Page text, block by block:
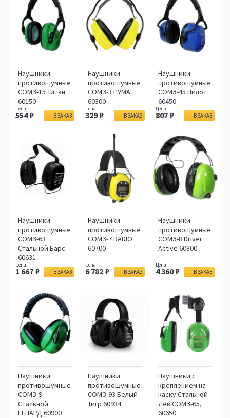
Наушники
противошумные
СОМЗ-15 Титан
60150
554 В ЗАКАЗ
Наушники
противошумные
СОМЗ-3 ПУМА
60300
329 В ЗАКАЗ
Наушники
противошумные
СОМЗ-45 Пилот
60450
807 В ЗАКАЗ
Наушники
противошумные
СОМЗ-63
Стальной Барс
60631
1 667 В ЗАКАЗ
Наушники
противошумные
СОМЗ-7 RADIO
60700
6 782 В ЗАКАЗ
Наушники
противошумные
СОМЗ-8 Driver
Active 60800
4 360 В ЗАКАЗ
Наушники
противошумные
СОМЗ-9
Стальной
ГЕПАРД 60900
Наушники
противошумные
СОМЗ-93 Белый
Тигр 60934
Наушники с
креплением на
каску Стальной
Лев СОМЗ-65,
60650